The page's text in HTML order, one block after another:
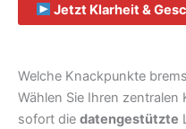
Jetzt Klarheit &
Welche Knackpunkte
Wählen Sie Ihren
sofort die datengestützte